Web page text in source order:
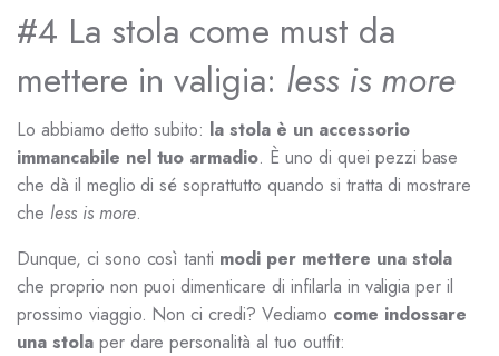
#4 La stola come must da
mettere in valigia: less is more
Lo abbiamo detto subito: la stola è un accessorio
immancabile nel tuo armadio. È uno di quei pezzi base
che dà il meglio di sé soprattutto quando si tratta di mostrare
che less is more.
Dunque, ci sono così tanti modi per mettere una stola
che proprio non puoi dimenticare di infilarla in valigia per il
prossimo viaggio. Non ci credi? Vediamo come indossare
una stolaper dare personalità al tuo outfit: